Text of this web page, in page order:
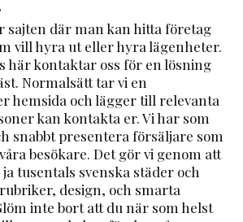
sajten där man kan hitta företag
vill hyra ut eller hyra lägenheter.
här kontaktar oss för en lösning
Normalsätt tar vi en
hemsida och lägger till relevanta
kan kontakta er. Vi har som
snabbt presentera försäljare som
besökare. Det gör vi genom att
tusentals svenska städer och
design, och smarta
inte bort att du när som helst